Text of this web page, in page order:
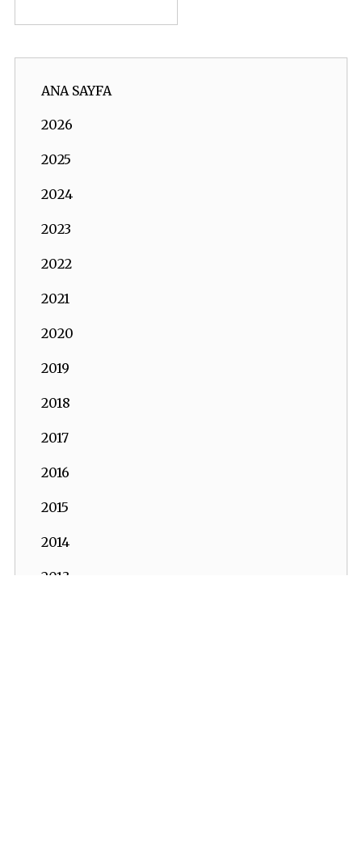
ANA SAYFA
2026
2025
2024
2023
2022
2021
2020
2019
2018
2017
2016
2015
2014
2013